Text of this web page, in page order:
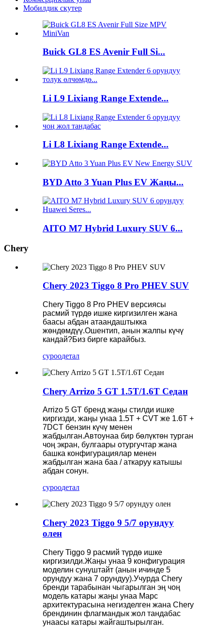
Мобилдик скутер
Buick GL8 ES Avenir Full Si...
Li L9 Lixiang Range Extende...
Li L8 Lixiang Range Extende...
BYD Atto 3 Yuan Plus EV Жаңы...
AITO M7 Hybrid Luxury SUV 6...
Chery
Chery 2023 Tiggo 8 Pro PHEV SUV
Chery Tiggo 8 Pro PHEV версиясы
расмий түрдө ишке киргизилген жана
баасы абдан атаандаштыкка
жөндөмдүү.Ошентип, анын жалпы күчү
кандай?Биз бирге карайбыз.
суроодетал
Chery Arrizo 5 GT 1.5T/1.6T Седан
Arrizo 5 GT бренд жаңы стилди ишке
киргизди, жаңы унаа 1.5T + CVT же 1.6T +
7DCT бензин күчү менен
жабдылган.Автоунаа бир бөлүктөн турган
чоң экран, булгаары отургучтар жана
башка конфигурациялар менен
жабдылган жана баа / аткаруу катышы
абдан сонун.
суроодетал
Chery 2023 Tiggo 9 5/7 орундуу
олен
Chery Tiggo 9 расмий түрдө ишке
киргизилди.Жаңы унаа 9 конфигурация
моделин сунуштайт (анын ичинде 5
орундуу жана 7 орундуу).Учурда Chery
бренди тарабынан чыгарылган эң чоң
модель катары жаңы унаа Марс
архитектурасына негизделген жана Chery
брендинин флагмандык жол тандабас
унаасы катары жайгаштырылган.